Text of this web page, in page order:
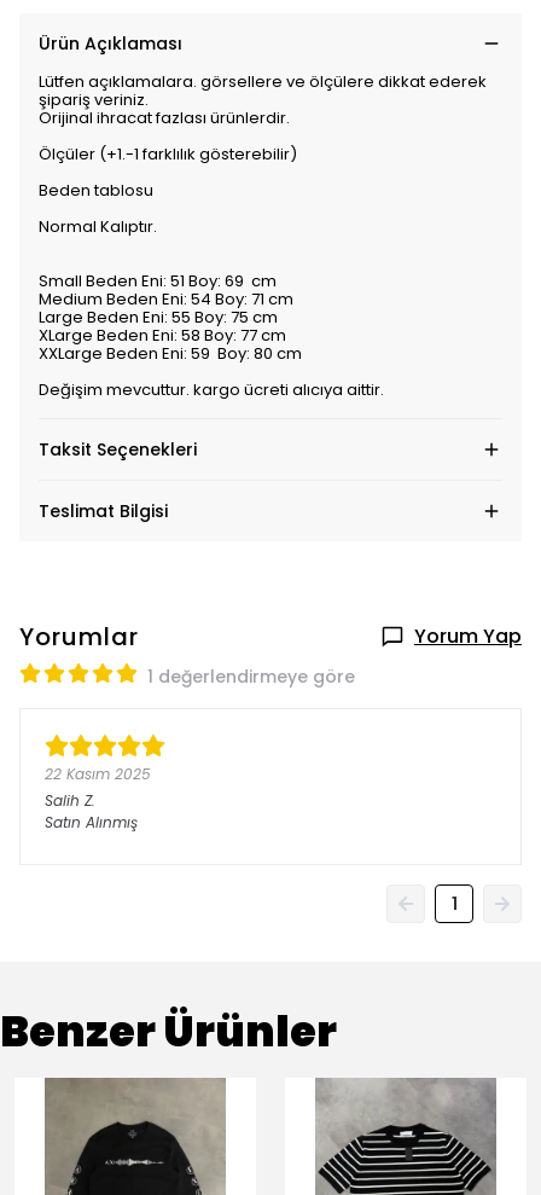
Ürün Açıklaması
Lütfen açıklamalara. görsellere ve ölçülere dikkat ederek
şipariş veriniz.
Orijinal ihracat fazlası ürünlerdir.
Ölçüler (+1.-1 farklılık gösterebilir)
Beden tablosu
Normal Kalıptır.
Small Beden Eni: 51 Boy: 69 cm
Medium Beden Eni: 54 Boy: 71 cm
Large Beden Eni: 55 Boy: 75 cm
XLarge Beden Eni: 58 Boy: 77 cm
XXLarge Beden Eni: 59 Boy: 80 cm
Değişim mevcuttur. kargo ücreti alıcıya aittir.
Taksit Seçenekleri
Teslimat Bilgisi
Yorumlar Yorum Yap
1 değerlendirmeye göre
22 Kasım 2025
Salih Z.
Satın Alınmış
1
Benzer Ürünler